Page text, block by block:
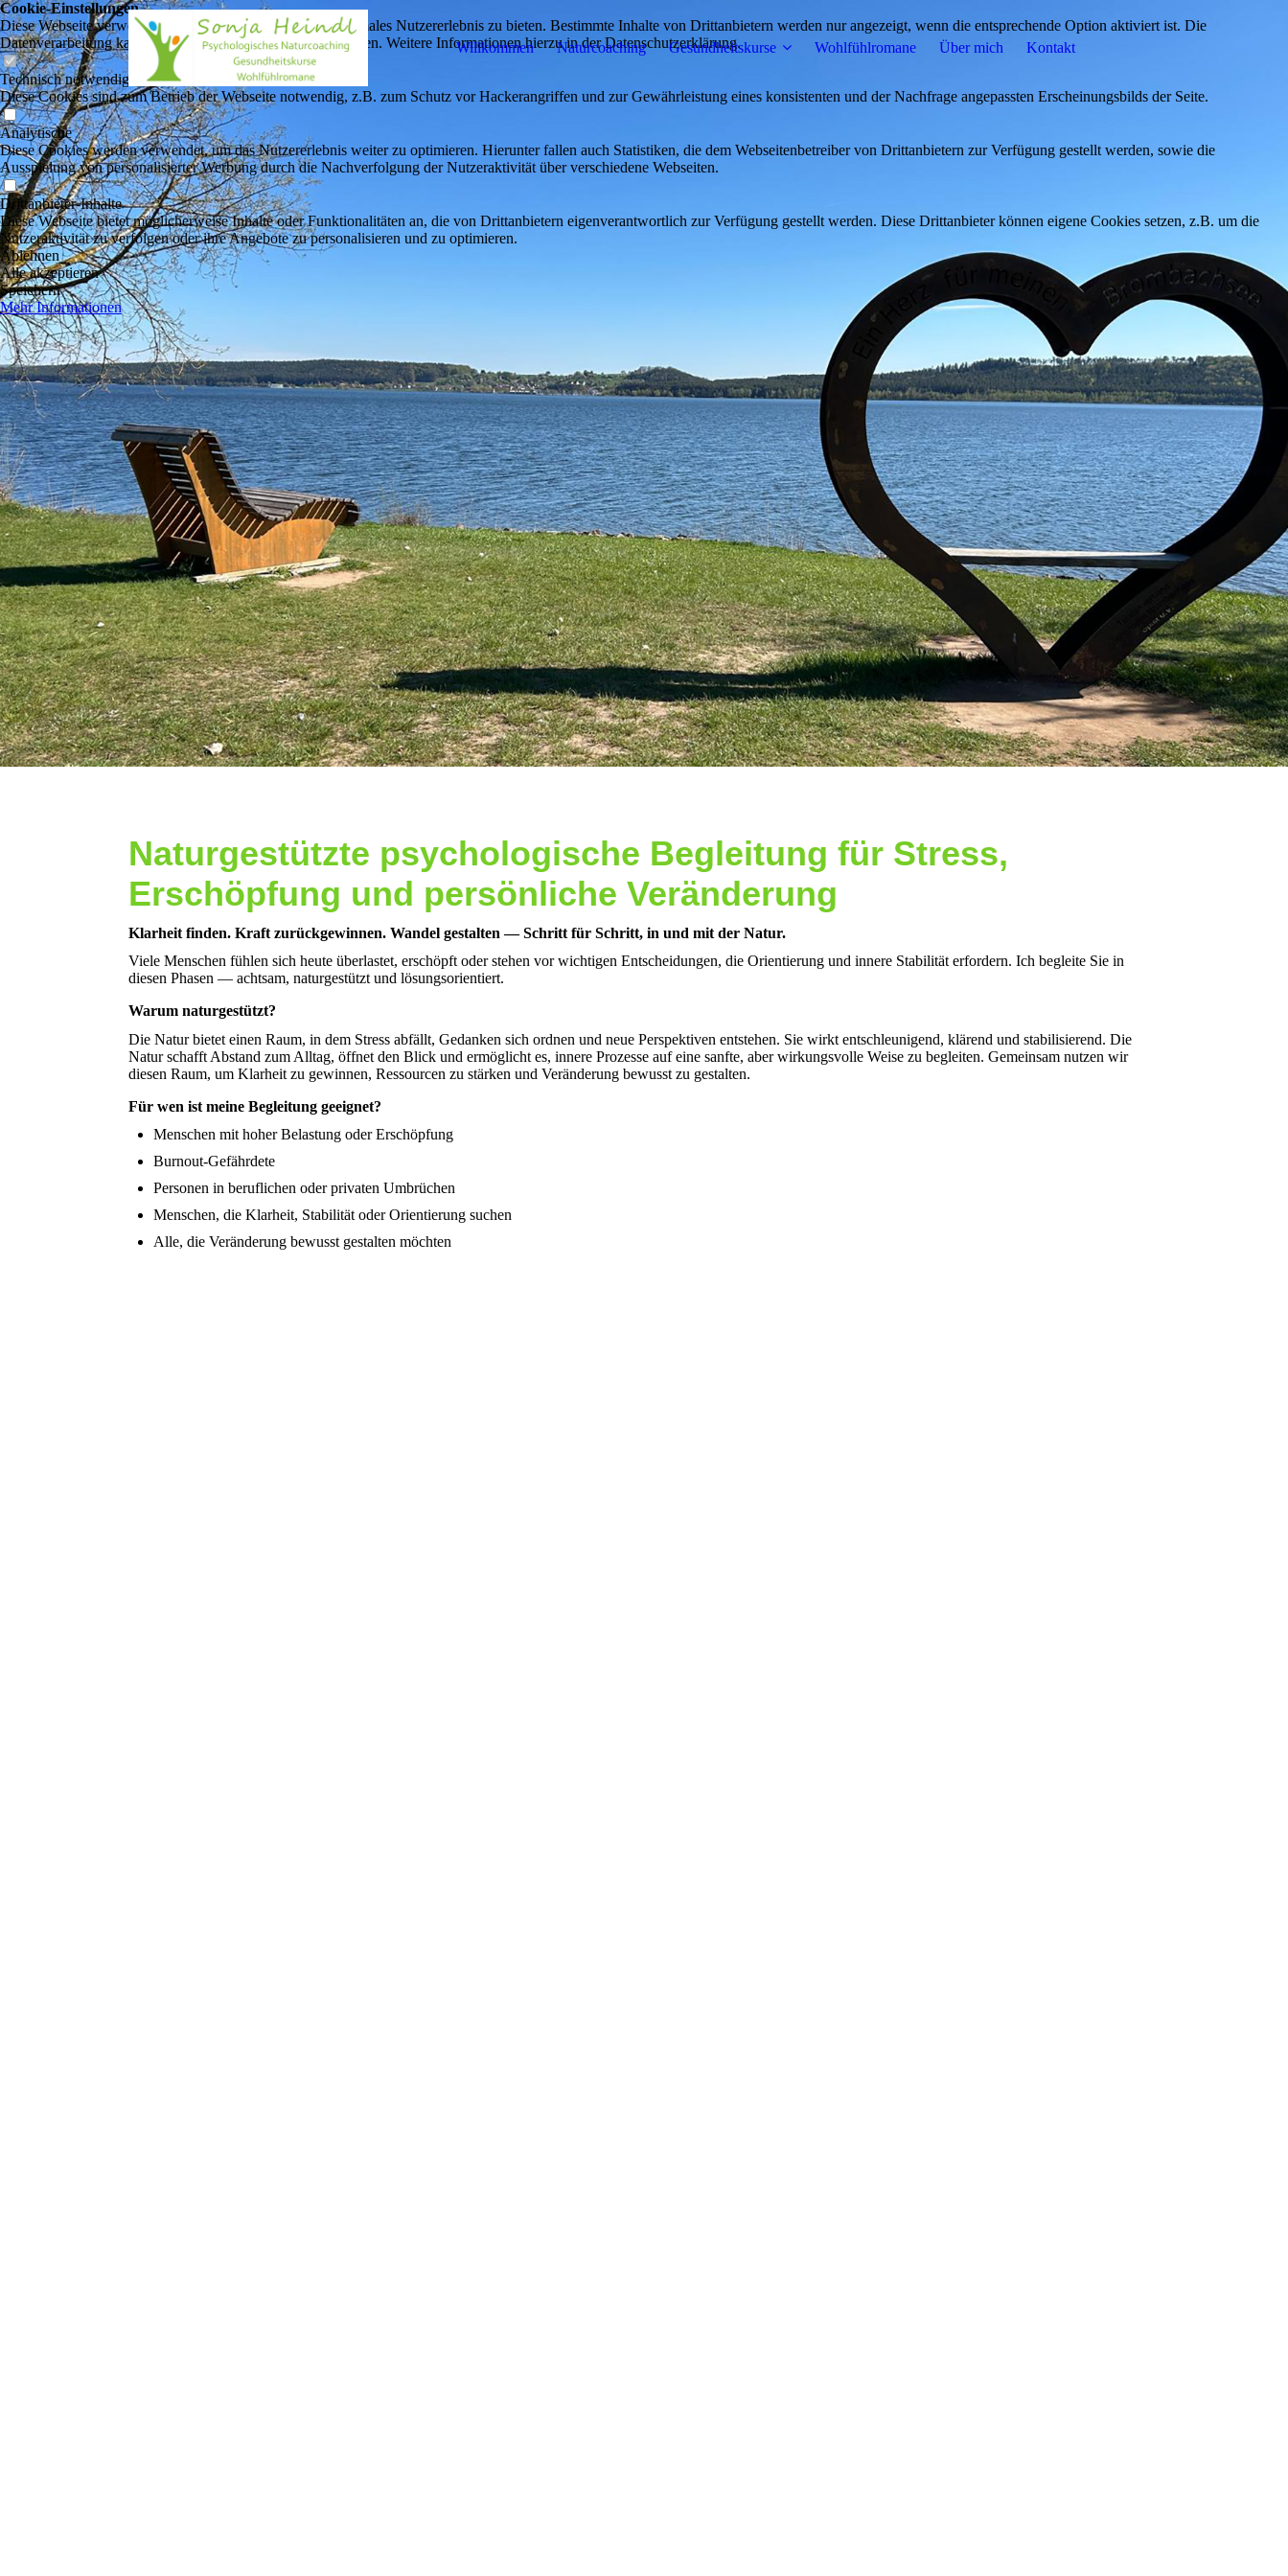
Willkommen Naturcoaching Gesundheitskurse Wohlfühlromane Über mich Kontakt
Naturgestützte psychologische Begleitung für Stress,
Erschöpfung und persönliche Veränderung
Klarheit finden. Kraft zurückgewinnen. Wandel gestalten — Schritt für Schritt, in und mit der Natur.
Viele Menschen fühlen sich heute überlastet, erschöpft oder stehen vor wichtigen Entscheidungen, die Orientierung und innere Stabilität erfordern. Ich begleite Sie in
diesen Phasen — achtsam, naturgestützt und lösungsorientiert.
Warum naturgestützt?
Die Natur bietet einen Raum, in dem Stress abfällt, Gedanken sich ordnen und neue Perspektiven entstehen. Sie wirkt entschleunigend, klärend und stabilisierend. Die
Natur schafft Abstand zum Alltag, öffnet den Blick und ermöglicht es, innere Prozesse auf eine sanfte, aber wirkungsvolle Weise zu begleiten. Gemeinsam nutzen wir
diesen Raum, um Klarheit zu gewinnen, Ressourcen zu stärken und Veränderung bewusst zu gestalten.
Für wen ist meine Begleitung geeignet?
Menschen mit hoher Belastung oder Erschöpfung
Burnout-Gefährdete
Personen in beruflichen oder privaten Umbrüchen
Menschen, die Klarheit, Stabilität oder Orientierung suchen
Alle, die Veränderung bewusst gestalten möchten
Cookie-Einstellungen
Diese Webseite verwendet Cookies, um Besuchern ein optimales Nutzererlebnis zu bieten. Bestimmte Inhalte von Drittanbietern werden nur angezeigt, wenn die entsprechende Option aktiviert ist. Die
Datenverarbeitung kann dann auch in einem Drittland erfolgen. Weitere Informationen hierzu in der Datenschutzerklärung.
Technisch notwendige
Diese Cookies sind zum Betrieb der Webseite notwendig, z.B. zum Schutz vor Hackerangriffen und zur Gewährleistung eines konsistenten und der Nachfrage angepassten Erscheinungsbilds der Seite.
Analytische
Diese Cookies werden verwendet, um das Nutzererlebnis weiter zu optimieren. Hierunter fallen auch Statistiken, die dem Webseitenbetreiber von Drittanbietern zur Verfügung gestellt werden, sowie die
Ausspielung von personalisierter Werbung durch die Nachverfolgung der Nutzeraktivität über verschiedene Webseiten.
Drittanbieter-Inhalte
Diese Webseite bietet möglicherweise Inhalte oder Funktionalitäten an, die von Drittanbietern eigenverantwortlich zur Verfügung gestellt werden. Diese Drittanbieter können eigene Cookies setzen, z.B. um die
Nutzeraktivität zu verfolgen oder ihre Angebote zu personalisieren und zu optimieren.
Ablehnen
Alle akzeptieren
Speichern
Mehr Informationen